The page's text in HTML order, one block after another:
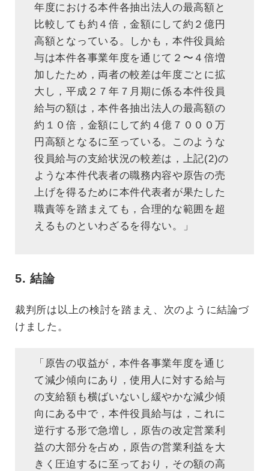
年度における本件各抽出法人の最高額と
比較しても約４倍，金額にして約２億円
高額となっている。しかも，本件役員給
与は本件各事業年度を通じて２〜４倍増
加したため，両者の較差は年度ごとに拡
大し，平成２７年７月期に係る本件役員
給与の額は，本件各抽出法人の最高額の
約１０倍，金額にして約４億７０００万
円高額となるに至っている。このような
役員給与の支給状況の較差は，上記(2)の
ような本件代表者の職務内容や原告の売
上げを得るために本件代表者が果たした
職責等を踏まえても，合理的な範囲を超
えるものといわざるを得ない。」
5. 結論
裁判所は以上の検討を踏まえ、次のように結論づ
けました。
「原告の収益が，本件各事業年度を通じ
て減少傾向にあり，使用人に対する給与
の支給額も横ばいないし緩やかな減少傾
向にある中で，本件役員給与は，これに
逆行する形で急増し，原告の改定営業利
益の大部分を占め，原告の営業利益を大
きく圧迫するに至っており，その額の高